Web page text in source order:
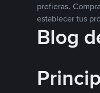
prefieras.
establecer tus
Blog